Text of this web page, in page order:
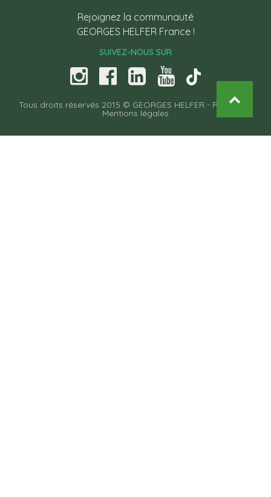
Rejoignez la communauté
GEORGES HELFER France !
SUIVEZ-NOUS SUR
Tous droits réservés 2015 © GEORGES HELFER - Recettes
Mentions légales